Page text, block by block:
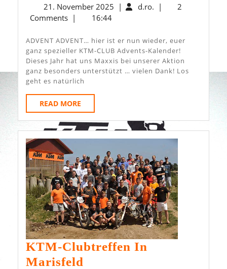
21. November 202521.| d.ro. d.ro.
|
2
Comments | 16:44
ADVENT ADVENT… hier ist er nun wieder, euer
ganz spezieller KTM-CLUB Advents-Kalender!
Dieses Jahr hat uns Maxxis bei unserer Aktion
ganz besonders unterstützt … vielen Dank! Los
geht es natürlich
READ MORE
MORE
KTM-Clubtreffen In
Marisfeld